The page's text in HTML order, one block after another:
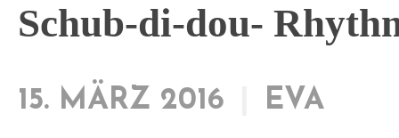
Schub-di-dou-
15. MÄRZ 2016 EVA